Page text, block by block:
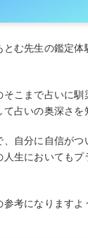
む先生の鑑定体
こまで占いに馴
占いの奥深さを
自分に自信がつ
生においても
考になりますよ